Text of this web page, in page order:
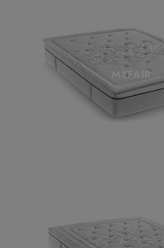
MYFAIR